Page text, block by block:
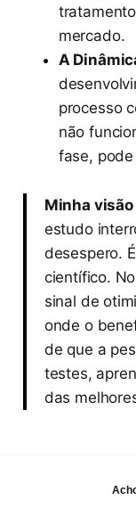
mercado.
A
processo
não
fase,
Minha
estudo
desespero.
científico.
sinal de
onde o
de que a
testes,
das